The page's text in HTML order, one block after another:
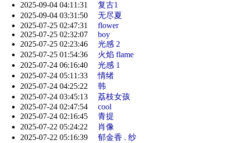
2025-09-04 04:11:31
复古1
2025-09-04 03:31:50
无尽夏
2025-07-25 02:47:31
flower
2025-07-25 02:32:07
boy
2025-07-25 02:23:46
光感 2
2025-07-25 01:54:36
火焰 flame
2025-07-24 06:16:40
光感 1
2025-07-24 05:11:33
情绪
2025-07-24 04:25:22
韩
2025-07-24 03:45:13
荔枝女孩
2025-07-24 02:47:54
cool
2025-07-24 02:16:45
青提
2025-07-22 05:24:22
肖像
2025-07-22 05:16:39
郁金香 . 纱